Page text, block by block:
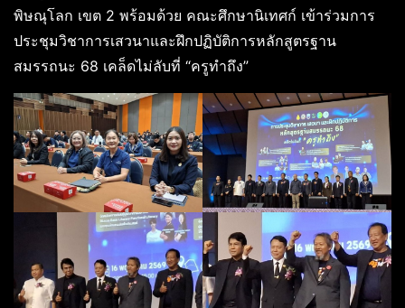
พิษณุโลก เขต 2 พร้อมด้วย คณะศึกษานิเทศก์ เข้าร่วมการ
ประชุมวิชาการเสวนาและฝึกปฏิบัติการหลักสูตรฐาน
สมรรถนะ 68 เคล็ดไม่ลับที่ “ครูทำถึง”